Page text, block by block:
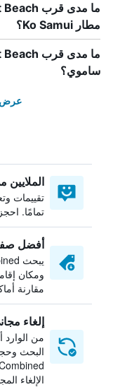
مطار Ko Samui؟
ساموي؟
عرض
الملايين
تقييمات
تمامًا.
أفضل
ومكان
مقارنة
إلغاء
من
البحث
الإلغاء